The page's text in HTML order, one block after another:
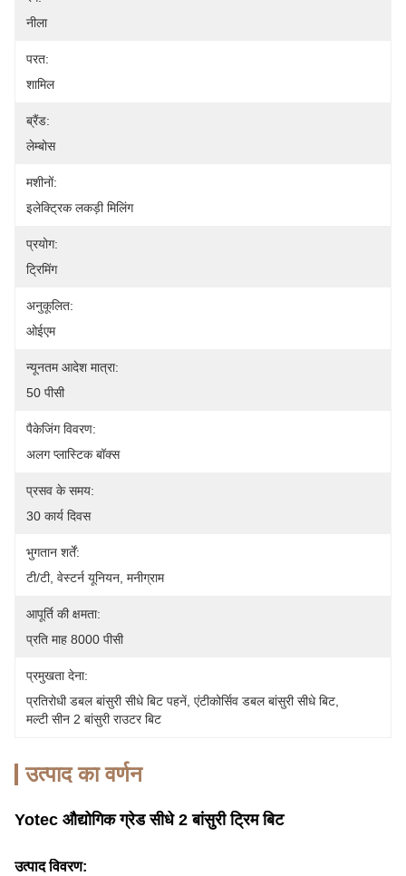
नीला
परत:
शामिल
ब्रैंड:
लेम्बोस
मशीनों:
इलेक्ट्रिक लकड़ी मिलिंग
प्रयोग:
ट्रिमिंग
अनुकूलित:
ओईएम
न्यूनतम आदेश मात्रा:
50 पीसी
पैकेजिंग विवरण:
अलग प्लास्टिक बॉक्स
प्रसव के समय:
30 कार्य दिवस
भुगतान शर्तें:
टी/टी, वेस्टर्न यूनियन, मनीग्राम
आपूर्ति की क्षमता:
प्रति माह 8000 पीसी
प्रमुखता देना:
प्रतिरोधी डबल बांसुरी सीधे बिट पहनें एंटीकोर्सिव डबल बांसुरी सीधे बिट
मल्टी सीन 2 बांसुरी राउटर बिट
उत्पाद का वर्णन
Yotec औद्योगिक ग्रेड सीधे 2 बांसुरी ट्रिम बिट
उत्पाद विवरण: